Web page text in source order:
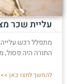
עליית שכר
מתפלל רכש
התורה היה פסול,
להמשך לחצו כאן >>